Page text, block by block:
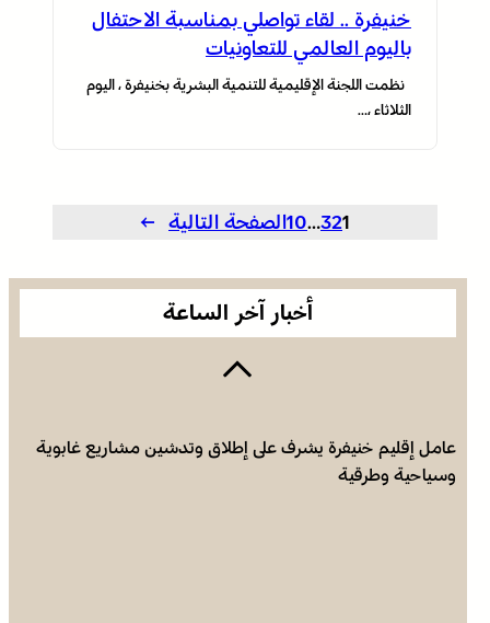
خنيفرة .. لقاء تواصلي بمناسبة الاحتفال
باليوم العالمي للتعاونيات
نظمت اللجنة الإقليمية للتنمية البشرية بخنيفرة ، اليوم
الثلاثاء ،…
1
2
3
…
10الصفحة التالية →
أخبار آخر الساعة
عامل إقليم خنيفرة يشرف على إطلاق وتدشين مشاريع غابوية
وسياحية وطرقية